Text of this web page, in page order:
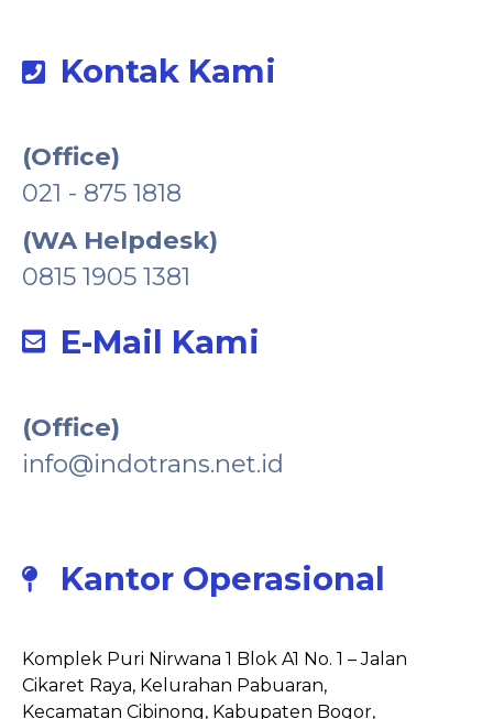
Kontak Kami
(Office)
021 - 875 1818
(WA Helpdesk)
0815 1905 1381
E-Mail Kami
(Office)
info@indotrans.net.id
Kantor Operasional
Komplek Puri Nirwana 1 Blok A1 No. 1 – Jalan
Cikaret Raya, Kelurahan Pabuaran,
Kecamatan Cibinong, Kabupaten Bogor,